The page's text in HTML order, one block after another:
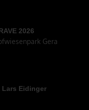
2026
Gera
Lars Eidinger